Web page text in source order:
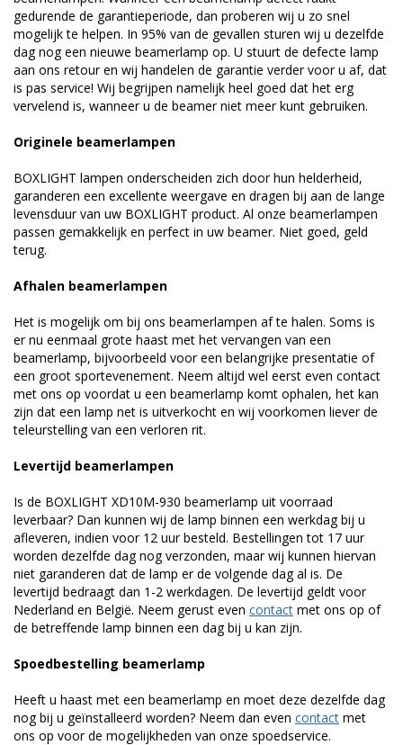
gedurende de garantieperiode, dan proberen wij u zo snel
mogelijk te helpen. In 95% van de gevallen sturen wij u dezelfde
dag nog een nieuwe beamerlamp op. U stuurt de defecte lamp
aan ons retour en wij handelen de garantie verder voor u af, dat
is pas service! Wij begrijpen namelijk heel goed dat het erg
vervelend is, wanneer u de beamer niet meer kunt gebruiken.
Originele beamerlampen
BOXLIGHT lampen onderscheiden zich door hun helderheid,
garanderen een excellente weergave en dragen bij aan de lange
levensduur van uw BOXLIGHT product. Al onze beamerlampen
passen gemakkelijk en perfect in uw beamer. Niet goed, geld
terug.
Afhalen beamerlampen
Het is mogelijk om bij ons beamerlampen af te halen. Soms is
er nu eenmaal grote haast met het vervangen van een
beamerlamp, bijvoorbeeld voor een belangrijke presentatie of
een groot sportevenement. Neem altijd wel eerst even contact
met ons op voordat u een beamerlamp komt ophalen, het kan
zijn dat een lamp net is uitverkocht en wij voorkomen liever de
teleurstelling van een verloren rit.
Levertijd beamerlampen
Is de BOXLIGHT XD10M-930 beamerlamp uit voorraad
leverbaar? Dan kunnen wij de lamp binnen een werkdag bij u
afleveren, indien voor 12 uur besteld. Bestellingen tot 17 uur
worden dezelfde dag nog verzonden, maar wij kunnen hiervan
niet garanderen dat de lamp er de volgende dag al is. De
levertijd bedraagt dan 1-2 werkdagen. De levertijd geldt voor
Nederland en België. Neem gerust even contact met ons op of
de betreffende lamp binnen een dag bij u kan zijn.
Spoedbestelling beamerlamp
Heeft u haast met een beamerlamp en moet deze dezelfde dag
nog bij u geïnstalleerd worden? Neem dan even contact met
ons op voor de mogelijkheden van onze spoedservice.